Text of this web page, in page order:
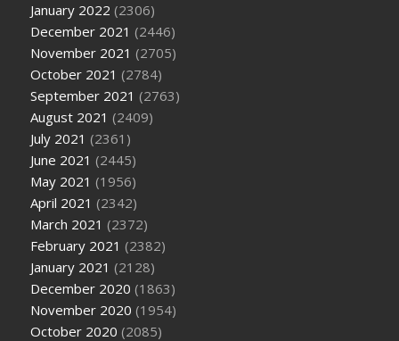
January 2022 (2306)
December 2021 (2446)
November 2021 (2705)
October 2021 (2784)
September 2021 (2763)
August 2021 (2409)
July 2021 (2361)
June 2021 (2445)
May 2021 (1956)
April 2021 (2342)
March 2021 (2372)
February 2021 (2382)
January 2021 (2128)
December 2020 (1863)
November 2020 (1954)
October 2020 (2085)